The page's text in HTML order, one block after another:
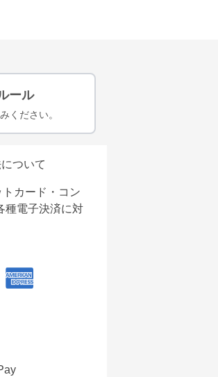
ール
ください。
ついて
カード・コン
種電子決済に対